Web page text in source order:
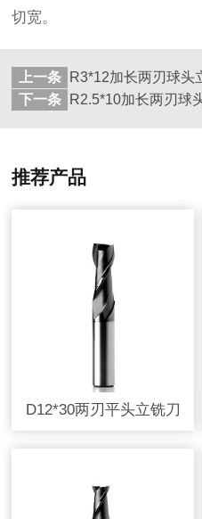
切宽。
上一条
R3*12加长两刃球头
下一条
R2.5*10加长两刃球
推荐产品
D12*30两刃平头立铣刀